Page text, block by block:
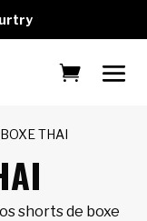
THAI
shorts de boxe